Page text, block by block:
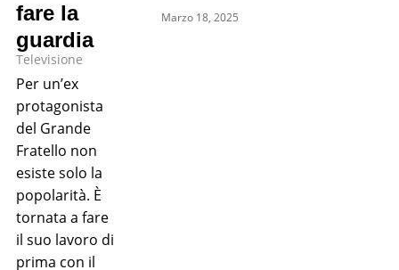
Marzo 18, 2025
fare la
guardia
Televisione
Per un’ex
protagonista
del Grande
Fratello non
esiste solo la
popolarità. È
tornata a fare
il suo lavoro di
prima con il